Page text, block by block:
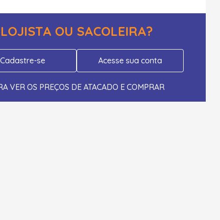
LOJISTA OU SACOLEIRA?
Cadastre-se Acesse sua conta
VER OS PREÇOS DE ATACADO E COMPRAR